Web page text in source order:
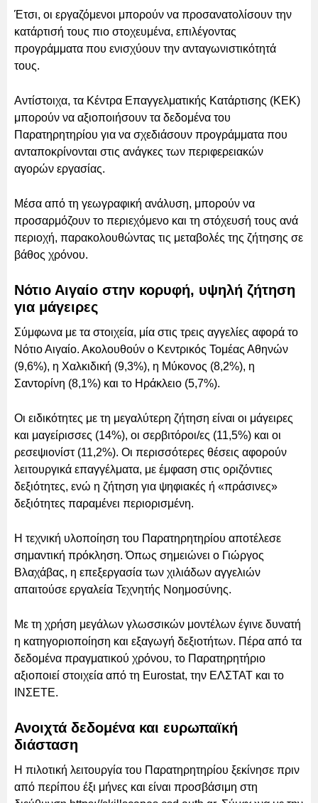
Έτσι, οι εργαζόμενοι μπορούν να προσανατολίσουν την
κατάρτισή τους πιο στοχευμένα, επιλέγοντας
προγράμματα που ενισχύουν την ανταγωνιστικότητά
τους.
Αντίστοιχα, τα Κέντρα Επαγγελματικής Κατάρτισης (ΚΕΚ)
μπορούν να αξιοποιήσουν τα δεδομένα του
Παρατηρητηρίου για να σχεδιάσουν προγράμματα που
ανταποκρίνονται στις ανάγκες των περιφερειακών
αγορών εργασίας.
Μέσα από τη γεωγραφική ανάλυση, μπορούν να
προσαρμόζουν το περιεχόμενο και τη στόχευσή τους ανά
περιοχή, παρακολουθώντας τις μεταβολές της ζήτησης σε
βάθος χρόνου.
Νότιο Αιγαίο στην κορυφή, υψηλή ζήτηση
για μάγειρες
Σύμφωνα με τα στοιχεία, μία στις τρεις αγγελίες αφορά το
Νότιο Αιγαίο. Ακολουθούν ο Κεντρικός Τομέας Αθηνών
(9,6%), η Χαλκιδική (9,3%), η Μύκονος (8,2%), η
Σαντορίνη (8,1%) και το Ηράκλειο (5,7%).
Οι ειδικότητες με τη μεγαλύτερη ζήτηση είναι οι μάγειρες
και μαγείρισσες (14%), οι σερβιτόροι/ες (11,5%) και οι
ρεσεψιονίστ (11,2%). Οι περισσότερες θέσεις αφορούν
λειτουργικά επαγγέλματα, με έμφαση στις οριζόντιες
δεξιότητες, ενώ η ζήτηση για ψηφιακές ή «πράσινες»
δεξιότητες παραμένει περιορισμένη.
Η τεχνική υλοποίηση του Παρατηρητηρίου αποτέλεσε
σημαντική πρόκληση. Όπως σημειώνει ο Γιώργος
Βλαχάβας, η επεξεργασία των χιλιάδων αγγελιών
απαιτούσε εργαλεία Τεχνητής Νοημοσύνης.
Με τη χρήση μεγάλων γλωσσικών μοντέλων έγινε δυνατή
η κατηγοριοποίηση και εξαγωγή δεξιοτήτων. Πέρα από τα
δεδομένα πραγματικού χρόνου, το Παρατηρητήριο
αξιοποιεί στοιχεία από τη Eurostat, την ΕΛΣΤΑΤ και το
ΙΝΣΕΤΕ.
Ανοιχτά δεδομένα και ευρωπαϊκή
διάσταση
Η πιλοτική λειτουργία του Παρατηρητηρίου ξεκίνησε πριν
από περίπου έξι μήνες και είναι προσβάσιμη στη